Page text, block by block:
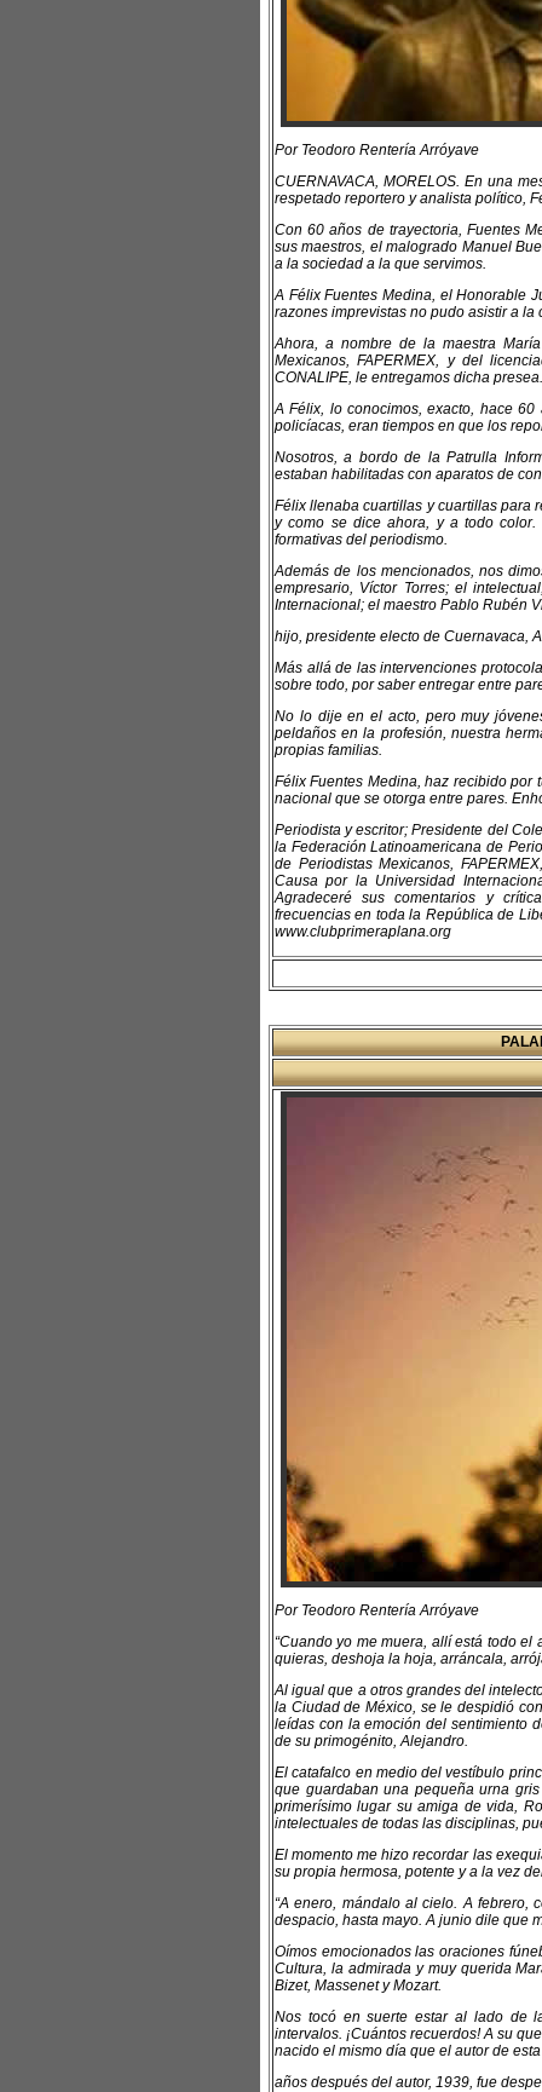
Por Teodoro Rentería Arróyave
CUERNAVACA, MORELOS. En una
respetado reportero y analista político,
Con 60 años de trayectoria, Fuentes
sus maestros, el malogrado Manuel
a la sociedad a la que servimos.
A Félix Fuentes Medina, el Honorable
razones imprevistas no pudo asistir a la
Ahora, a nombre de la maestra
Mexicanos, FAPERMEX, y del
CONALIPE, le entregamos dicha presea.
A Félix, lo conocimos, exacto, hace
policíacas, eran tiempos en que los
Nosotros, a bordo de la Patrulla
estaban habilitadas con aparatos de
Félix llenaba cuartillas y cuartillas para
y como se dice ahora, y a todo
formativas del periodismo.
Además de los mencionados, nos
empresario, Víctor Torres; el
Internacional; el maestro Pablo Rubén
hijo, presidente electo de Cuernavaca,
Más allá de las intervenciones
sobre todo, por saber entregar entre
No lo dije en el acto, pero muy
peldaños en la profesión, nuestra
propias familias.
Félix Fuentes Medina, haz recibido por
nacional que se otorga entre pares.
Periodista y escritor; Presidente del
la Federación Latinoamericana de
de Periodistas Mexicanos,
Causa por la Universidad
Agradeceré sus comentarios y
frecuencias en toda la República de
www.clubprimeraplana.org
Por Teodoro Rentería Arróyave
“Cuando yo me muera, allí está todo
quieras, deshoja la hoja, arráncala,
Al igual que a otros grandes del
la Ciudad de México, se le despidió
leídas con la emoción del sentimiento
de su primogénito, Alejandro.
El catafalco en medio del vestíbulo
que guardaban una pequeña urna
primerísimo lugar su amiga de vida,
intelectuales de todas las disciplinas,
El momento me hizo recordar las
su propia hermosa, potente y a la vez
“A enero, mándalo al cielo. A febrero,
despacio, hasta mayo. A junio dile que
Oímos emocionados las oraciones
Cultura, la admirada y muy querida
Bizet, Massenet y Mozart.
Nos tocó en suerte estar al lado de
intervalos. ¡Cuántos recuerdos! A su
nacido el mismo día que el autor de
años después del autor, 1939, fue